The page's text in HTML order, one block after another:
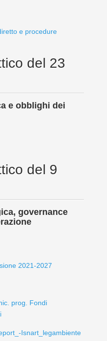
e procedure
del 23
e obblighi dei
del 9
governance
2021-2027
prog. Fondi
Isnart_legambiente